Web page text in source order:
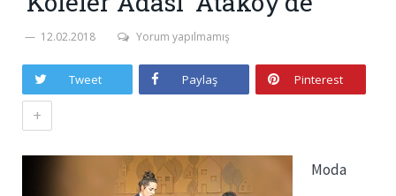
12.02.2018 Yorum yapılmamış
Tweet Paylaş Pinterest
+
Moda